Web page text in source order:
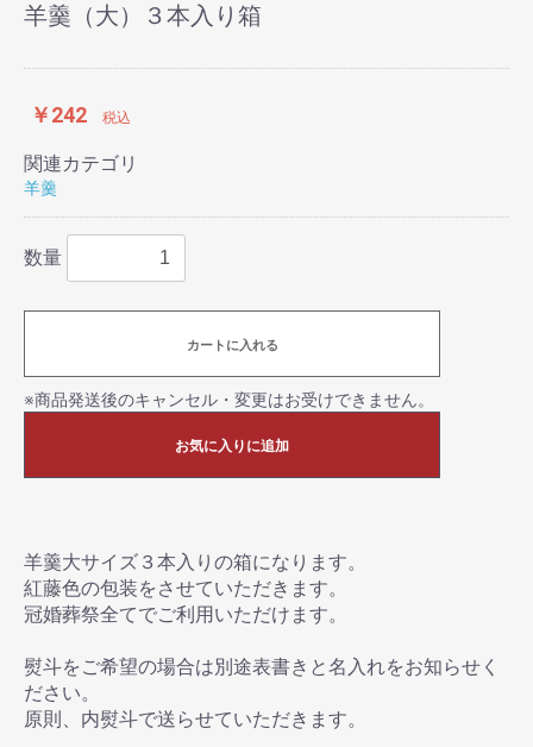
羊羹（大）３本入り箱
￥242 税込
関連カテゴリ
羊羹
数量
カートに入れる
※商品発送後のキャンセル・変更はお受けできません。
お気に入りに追加
羊羹大サイズ３本入りの箱になります。
紅藤色の包装をさせていただきます。
冠婚葬祭全てでご利用いただけます。
熨斗をご希望の場合は別途表書きと名入れをお知らせく
ださい。
原則、内熨斗で送らせていただきます。